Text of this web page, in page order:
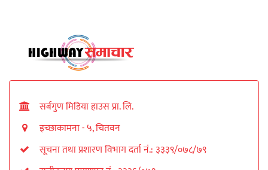
सर्बगुण मिडिया हाउस प्रा. लि.
इच्छाकामना - ५, चितवन
सूचना तथा प्रशारण विभाग दर्ता नं.: ३३३९/०७८/७९